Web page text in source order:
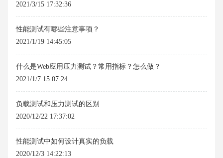
2021/3/15 17:32:36
性能测试有哪些注意事项？
2021/1/19 14:45:05
什么是Web应用压力测试？常用指标？怎么做？
2021/1/7 15:07:24
负载测试和压力测试的区别
2020/12/22 17:37:02
性能测试中如何设计真实的负载
2020/12/3 14:22:13